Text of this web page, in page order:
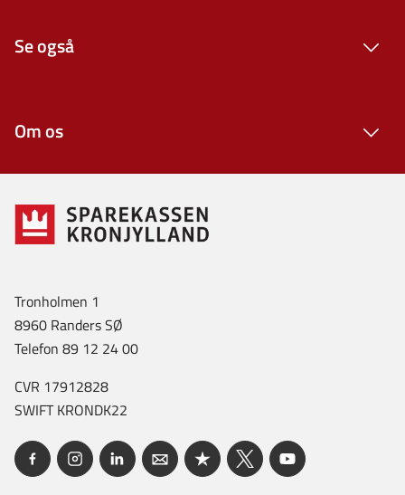
Se også
Om os
Tronholmen 1
8960 Randers SØ
Telefon 89 12 24 00
CVR 17912828
SWIFT KRONDK22